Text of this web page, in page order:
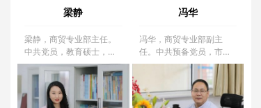
梁静
梁静，商贸专业部主任。
中共党员，教育硕士，讲
师，河北省“三三三人才工
程”第三层次人选，石家庄
市学科名师，石家庄市骨
干教师，石家庄市优秀教
冯华
冯华，商贸专业部副主
任。中共预备党员，市级
骨干教师、优秀教师、学
科名师，国家心理咨询
师，电子商务营销师。